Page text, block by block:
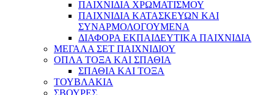
ΠΑΙΧΝΙΔΙΑ ΧΡΩΜΑΤΙΣΜΟΥ
ΠΑΙΧΝΙΔΙΑ ΚΑΤΑΣΚΕΥΩΝ ΚΑΙ
ΣΥΝΑΡΜΟΛΟΓΟΥΜΕΝΑ
ΔΙΑΦΟΡΑ ΕΚΠΑΙΔΕΥΤΙΚΑ ΠΑΙΧΝΙΔΙΑ
ΜΕΓΑΛΑ ΣΕΤ ΠΑΙΧΝΙΔΙΟΥ
ΟΠΛΑ ΤΟΞΑ ΚΑΙ ΣΠΑΘΙΑ
ΣΠΑΘΙΑ ΚΑΙ ΤΟΞΑ
ΤΟΥΒΛΑΚΙΑ